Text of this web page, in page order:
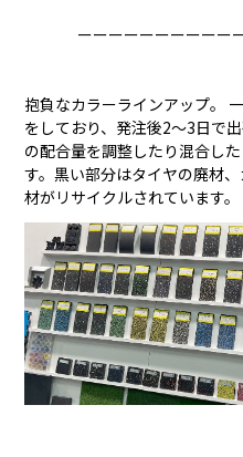
ーーーーーーーーーー
抱負なカラーラインアップ。
をしており、発注後2〜3日で
の配合量を調整したり混合し
す。黒い部分はタイヤの廃材
材がリサイクルされています。